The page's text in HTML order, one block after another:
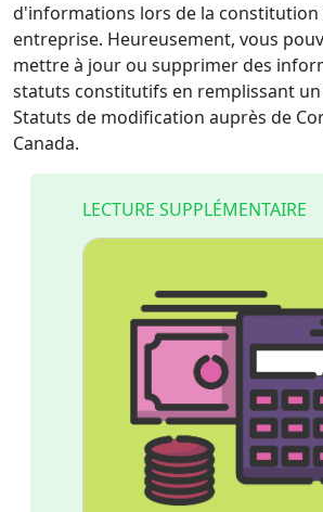
d'informations lors de la
entreprise. Heureusement, vous
mettre à jour ou supprimer des
statuts constitutifs en remplissant un
Statuts de modification auprès de
Canada.
LECTURE SUPPLÉMENTAIRE